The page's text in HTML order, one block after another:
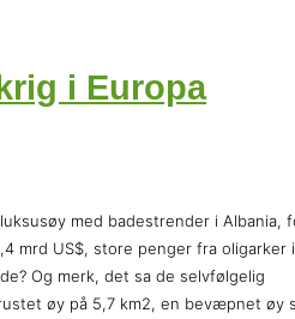
i Europa
med badestrender i Albania,
mrd US$, store penger fra oligarker i
Og merk, det sa de selvfølgelig
øy på 5,7 km2, en bevæpnet øy